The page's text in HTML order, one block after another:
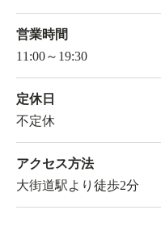
営業時間
11:00～19:30
定休日
不定休
アクセス方法
大街道駅より徒歩2分